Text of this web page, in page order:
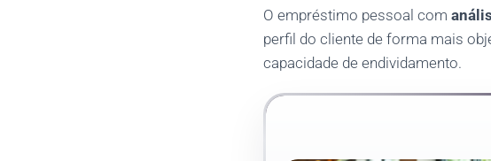
O empréstimo pessoal com
perfil do cliente de forma mais
capacidade de endividamento.